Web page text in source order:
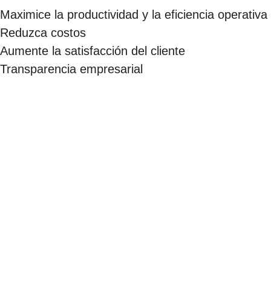
Maximice la productividad y la eficiencia operativa
Reduzca costos
Aumente la satisfacción del cliente
Transparencia empresarial